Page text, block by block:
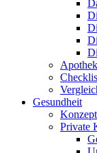
Gesundheit
Private